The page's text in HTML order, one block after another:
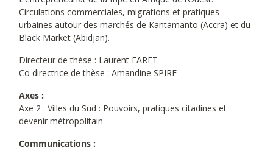
Circulations commerciales, migrations et pratiques
urbaines autour des marchés de Kantamanto (Accra) et du
Black Market (Abidjan).
Directeur de thèse : Laurent FARET
Co directrice de thèse : Amandine SPIRE
Axes :
Axe 2 : Villes du Sud : Pouvoirs, pratiques citadines et
devenir métropolitain
Communications :